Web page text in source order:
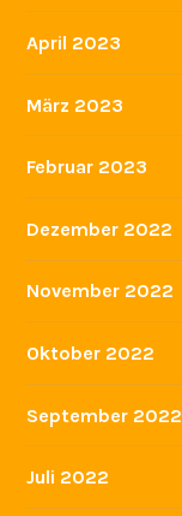
April 2023
März 2023
Februar 2023
Dezember 2022
November 2022
Oktober 2022
September 2022
Juli 2022